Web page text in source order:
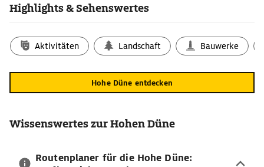
der Ostsee
Hohe Düne ist ein Ortsteil in Warnemünde, nur wenige Meter
vom Zentrum der Stadt entfernt. Er befindet sich auf der
anderen Seite des Schifffahrtsweges Alter Strom. Direkt am
Center eine der Top-Sehenswürdigkeiten Warnemündes. Im
größten Robbenforschungszentrum Europas können kleine und
des Instituts verfolgen.
Urlauberinnen und Urlauber erreichen das Zentrum
Highlights & Sehenswertes
Aktivitäten Landschaft Bauwerke
Hohe Düne entdecken
Wissenswertes zur Hohen Düne
Routenplaner für die Hohe Düne: